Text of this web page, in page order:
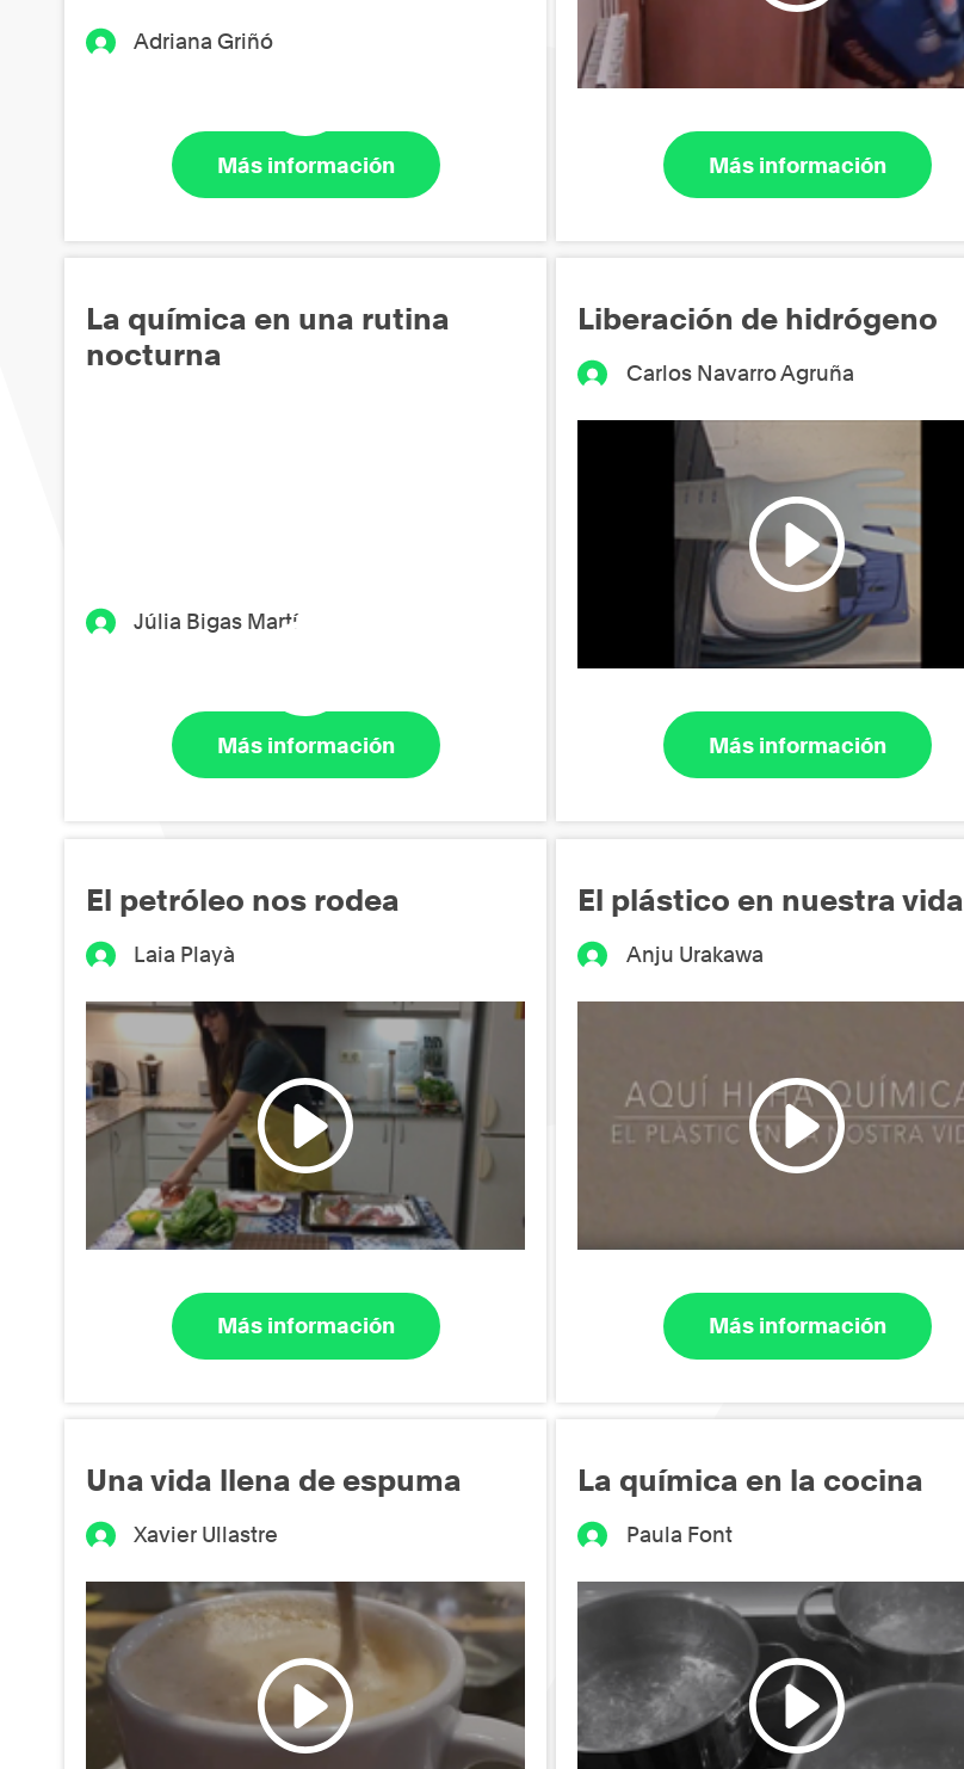
Adriana Griñó
Más información Más información
La química en una rutina
nocturna
Júlia Bigas Martí
Más información
Liberación de hidrógeno
Carlos Navarro Agruña
Más información
El petróleo nos rodea
Laia Playà
Más información
El plástico en nuestra vida
Anju Urakawa
Más información
Una vida llena de espuma
Xavier Ullastre
La química en la cocina
Paula Font